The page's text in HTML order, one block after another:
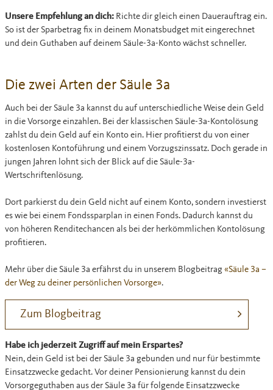
Unsere Empfehlung an dich: Richte dir gleich einen Dauerauftrag ein.
So ist der Sparbetrag fix in deinem Monatsbudget mit eingerechnet
und dein Guthaben auf deinem Säule-3a-Konto wächst schneller.
Die zwei Arten der Säule 3a
Auch bei der Säule 3a kannst du auf unterschiedliche Weise dein Geld
in die Vorsorge einzahlen. Bei der klassischen Säule-3a-Kontolösung
zahlst du dein Geld auf ein Konto ein. Hier profitierst du von einer
kostenlosen Kontoführung und einem Vorzugszinssatz. Doch gerade in
jungen Jahren lohnt sich der Blick auf die Säule-3a-
Wertschriftenlösung.
Dort parkierst du dein Geld nicht auf einem Konto, sondern investierst
es wie bei einem Fondssparplan in einen Fonds. Dadurch kannst du
von höheren Renditechancen als bei der herkömmlichen Kontolösung
profitieren.
Mehr über die Säule 3a erfährst du in unserem Blogbeitrag «Säule 3a –
der Weg zu deiner persönlichen Vorsorge».
Zum Blogbeitrag
Habe ich jederzeit Zugriff auf mein Erspartes?
Nein, dein Geld ist bei der Säule 3a gebunden und nur für bestimmte
Einsatzzwecke gedacht. Vor deiner Pensionierung kannst du dein
Vorsorgeguthaben aus der Säule 3a für folgende Einsatzzwecke